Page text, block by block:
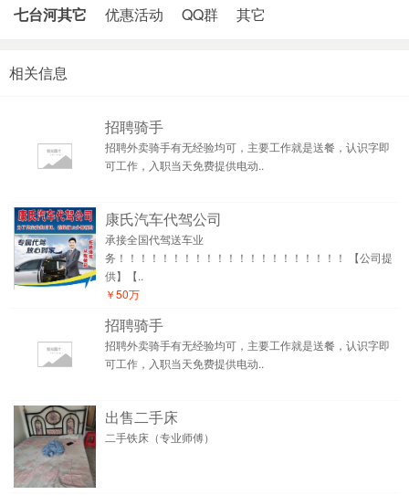
七台河其它 优惠活动 QQ群 其它
相关信息
招聘骑手
招聘外卖骑手有无经验均可，主要工作就是送餐，认识字即
可工作，入职当天免费提供电动..
康氏汽车代驾公司
承接全国代驾送车业
务！！！！！！！！！！！！！！！！！！！！！ 【公司提
供】【..
￥50万
招聘骑手
招聘外卖骑手有无经验均可，主要工作就是送餐，认识字即
可工作，入职当天免费提供电动..
出售二手床
二手铁床（专业师傅）